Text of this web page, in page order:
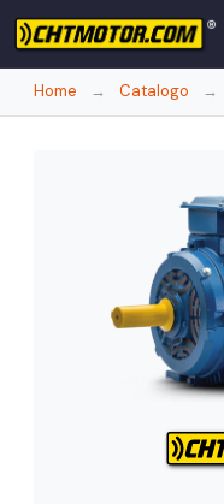
Home → Catalogo →